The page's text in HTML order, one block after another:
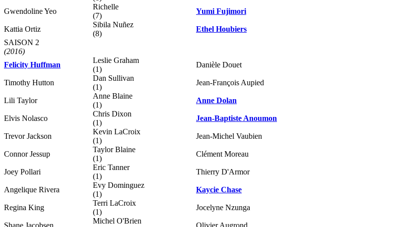
Gwendoline Yeo
Richelle
(7)
Yumi Fujimori
Kattia Ortiz
Sibila Nuñez
(8)
Ethel Houbiers
SAISON 2
(2016)
Felicity Huffman
Leslie Graham
(1)
Danièle Douet
Timothy Hutton
Dan Sullivan
(1)
Jean-François Aupied
Lili Taylor
Anne Blaine
(1)
Anne Dolan
Elvis Nolasco
Chris Dixon
(1)
Jean-Baptiste Anoumon
Trevor Jackson
Kevin LaCroix
(1)
Jean-Michel Vaubien
Connor Jessup
Taylor Blaine
(1)
Clément Moreau
Joey Pollari
Eric Tanner
(1)
Thierry D'Armor
Angelique Rivera
Evy Dominguez
(1)
Kaycie Chase
Regina King
Terri LaCroix
(1)
Jocelyne Nzunga
Shane Jacobsen
Michel O'Brien
Olivier Augrond